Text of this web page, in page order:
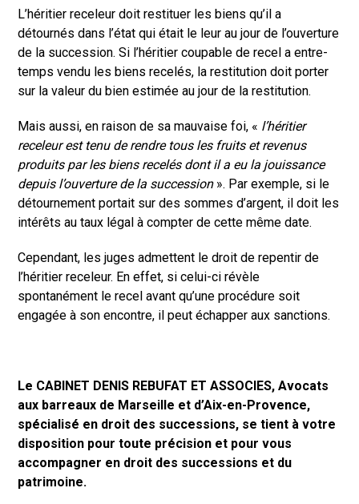
L’héritier receleur doit restituer les biens qu’il a
détournés dans l’état qui était le leur au jour de l’ouverture
de la succession. Si l’héritier coupable de recel a entre-
temps vendu les biens recelés, la restitution doit porter
sur la valeur du bien estimée au jour de la restitution.
Mais aussi, en raison de sa mauvaise foi, « l’héritier
receleur est tenu de rendre tous les fruits et revenus
produits par les biens recelés dont il a eu la jouissance
depuis l’ouverture de la succession». Par exemple, si le
détournement portait sur des sommes d’argent, il doit les
intérêts au taux légal à compter de cette même date.
Cependant, les juges admettent le droit de repentir de
l’héritier receleur. En effet, si celui-ci révèle
spontanément le recel avant qu’une procédure soit
engagée à son encontre, il peut échapper aux sanctions.
Le CABINET DENIS REBUFAT ET ASSOCIES, Avocats
aux barreaux de Marseille et d’Aix-en-Provence,
spécialisé en droit des successions, se tient à votre
disposition pour toute précision et pour vous
accompagner en droit des successions et du
patrimoine.